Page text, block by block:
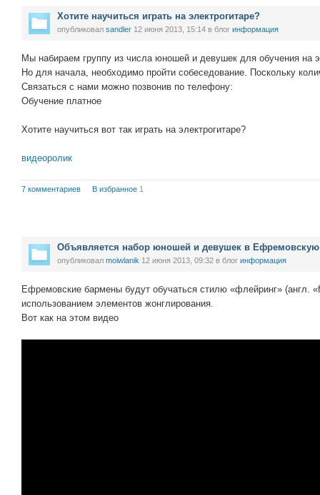
Хотите научиться играть на электрогитаре?
опубликовал sandler 12 июня 2013, 15:14 в блог информация
Мы набираем группу из числа юношей и девушек для обучения на
Но для начала, необходимо пройти собеседование. Поскольку
Связаться с нами можно позвонив по телефону:
Обучение платное
Хотите научиться вот так играть на электрогитаре?
видеоролик
7 комментариев В избранное 1
Объявляется набор юношей и девушек в
опубликовал moiwlanik 12 июня 2013, 09:32 в блог информация
Ефремовские бармены будут обучаться стилю «флейринг» (англ.
использованием элементов жонглирования.
Вот как на этом видео